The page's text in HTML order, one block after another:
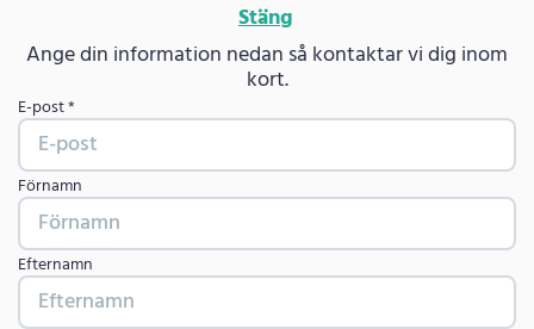
Stäng
Ange din information nedan så kontaktar vi dig inom
kort.
E-post *
Förnamn
Efternamn